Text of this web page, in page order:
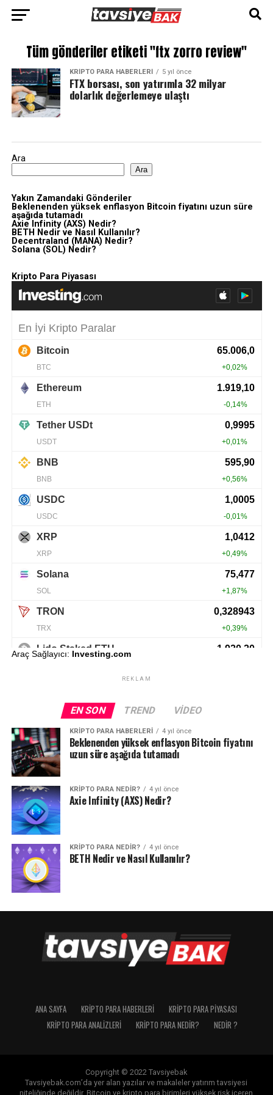
Tüm gönderiler etiketi "ftx zorro review"
KRIPTO PARA HABERLERI 5 yıl önce
FTX borsası, son yatırımla 32 milyar
dolarlık değerlemeye ulaştı
Ara
Ara
Yakın Zamandaki Gönderiler
Beklenenden yüksek enflasyon Bitcoin fiyatını uzun süre
aşağıda tutamadı
Axie Infinity (AXS) Nedir?
BETH Nedir ve Nasıl Kullanılır?
Decentraland (MANA) Nedir?
Solana (SOL) Nedir?
Kripto Para Piyasası
Araç Sağlayıcı: Investing.com
REKLAM
EN SON TREND VIDEO
KRIPTO PARA HABERLERI 4 yıl önce
Beklenenden yüksek enflasyon Bitcoin fiyatını
uzun süre aşağıda tutamadı
KRIPTO PARA NEDIR? 4 yıl önce
Axie Infinity (AXS) Nedir?
KRIPTO PARA NEDIR? 4 yıl önce
BETH Nedir ve Nasıl Kullanılır?
ANA SAYFA KRIPTO PARA HABERLERI
KRIPTO PARA PIYASASI
KRIPTO PARA ANALIZLERI
KRIPTO PARA NEDIR? NEDIR ?
Copyright © 2022 Tavsiyebak
Tavsiyebak.com’da yer alan yazılar ve makaleler yatırım tavsiyesi
niteliğinde değildir. Bitcoin ve kripto para birimleri yüksek risk içeren